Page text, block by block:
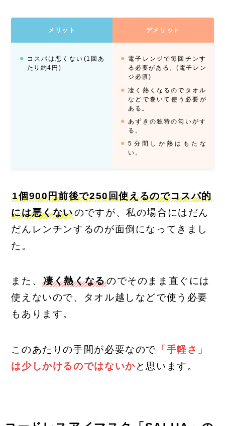
メリット デメリット
コスパは悪くない(1回あ
たり約4円)
電子レンジで毎回チンす
る必要がある。(電子レン
ジ必須)
凄く熱くなるのでタオル
などで巻いて使う必要が
ある。
あずきの独特の匂いがす
る。
5分間しか熱はもたな
い。
1個900円前後で250回使えるのでコスパ的
には悪くないのですが、私の場合にはだん
だんレンチンするのが面倒になってきまし
た。
また、凄く熱くなるのでそのまま直ぐには
使えないので、タオル越しなどで使う必要
もあります。
このあたりの手間が必要なので 「手軽さ」
は少しかけるのではないかと思います。